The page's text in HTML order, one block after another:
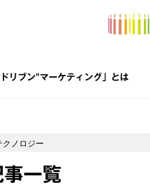
リブン"マーケティング」とは
クノロジー
一覧